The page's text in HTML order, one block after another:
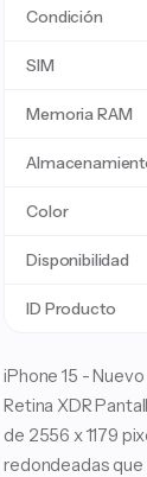
Condición
SIM
Memoria RAM
Color
Disponibilidad
ID Producto
iPhone 15 -
Retina XDR
de 2556 x 1179
redondeadas que